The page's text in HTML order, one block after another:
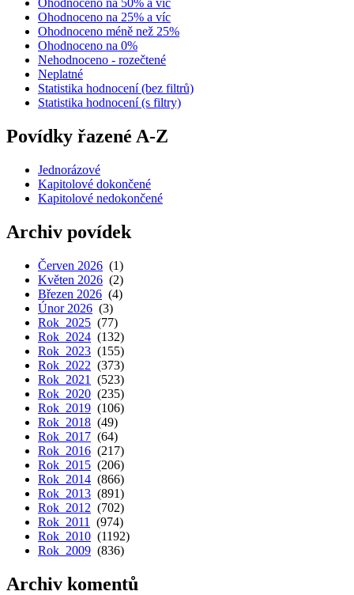
Ohodnoceno na 50% a víc
Ohodnoceno na 25% a víc
Ohodnoceno méně než 25%
Ohodnoceno na 0%
Nehodnoceno - rozečtené
Neplatné
Statistika hodnocení (bez filtrů)
Statistika hodnocení (s filtry)
Povídky řazené A-Z
Jednorázové
Kapitolové dokončené
Kapitolové nedokončené
Archiv povídek
Červen 2026 (1)
Květen 2026 (2)
Březen 2026 (4)
Únor 2026 (3)
Rok 2025 (77)
Rok 2024 (132)
Rok 2023 (155)
Rok 2022 (373)
Rok 2021
(523)
Rok 2020 (235)
Rok 2019 (106)
Rok 2018 (49)
Rok 2017 (64)
Rok 2016 (217)
Rok 2015 (206)
Rok 2014 (866)
Rok 2013 (891)
Rok 2012 (702)
Rok 2011
(974)
Rok 2010 (1192)
Rok 2009 (836)
Archiv komentů